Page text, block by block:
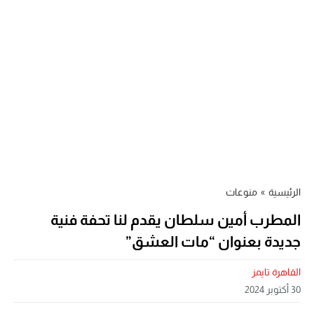
الرئيسية » منوعات
المطرب أمين سلطان يقدم لنا تحفة فنية
جديدة بعنوان “مات العشق”
القاهرة تايمز
30 أكتوبر 2024